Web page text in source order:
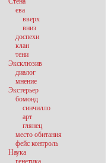
ева
вверх
вниз
доспехи
клан
тени
Эксклюзив
диалог
мнение
Экстерьер
бомонд
синчилло
арт
глянец
место обитания
фейс контроль
Наука
генетика